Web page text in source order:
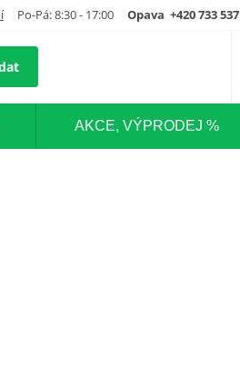
Po-Pá: 8:30 - 17:00 Opava +420 733
AKCE, VÝPRODEJ %